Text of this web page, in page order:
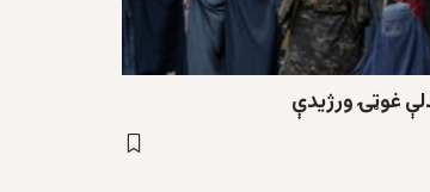
غوټۍ ورژیدې